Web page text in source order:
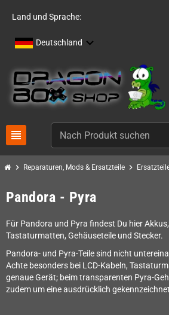
Land und Sprache:
Deutschland
view_headline
chevron_right Reparaturen, Mods & Ersatzteile chevron_right
Pandora - Pyra
Für Pandora und Pyra findest Du hier
Tastaturmatten, Gehäuseteile und Stecker.
Pandora- und Pyra-Teile sind nicht
Achte besonders bei LCD-Kabeln,
genaue Gerät; beim transparenten Pyra-
zudem um eine ausdrücklich